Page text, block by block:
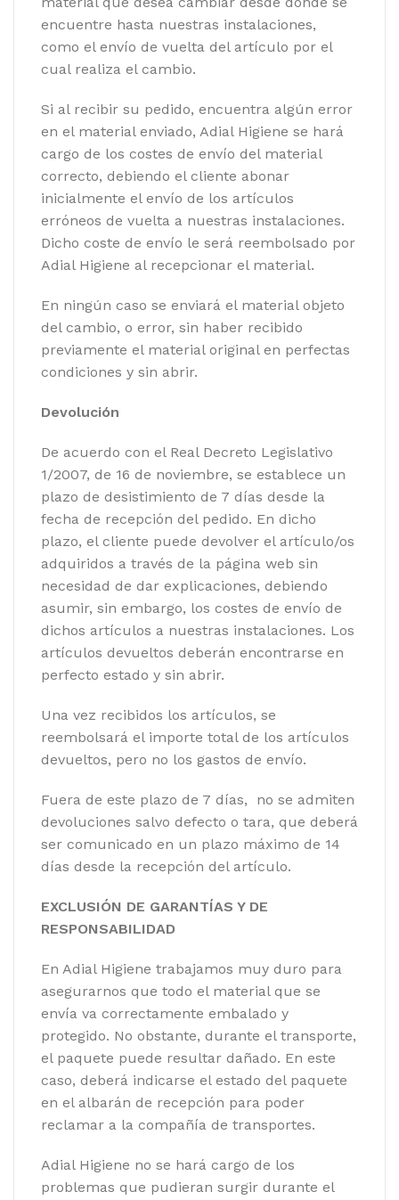
encuentre hasta nuestras instalaciones,
como el envío de vuelta del artículo por el
cual realiza el cambio.
Si al recibir su pedido, encuentra algún error
en el material enviado, Adial Higiene se hará
cargo de los costes de envío del material
correcto, debiendo el cliente abonar
inicialmente el envío de los artículos
erróneos de vuelta a nuestras instalaciones.
Dicho coste de envío le será reembolsado por
Adial Higiene al recepcionar el material.
En ningún caso se enviará el material objeto
del cambio, o error, sin haber recibido
previamente el material original en perfectas
condiciones y sin abrir.
Devolución
De acuerdo con el Real Decreto Legislativo
1/2007, de 16 de noviembre, se establece un
plazo de desistimiento de 7 días desde la
fecha de recepción del pedido. En dicho
plazo, el cliente puede devolver el artículo/os
adquiridos a través de la página web sin
necesidad de dar explicaciones, debiendo
asumir, sin embargo, los costes de envío de
dichos artículos a nuestras instalaciones. Los
artículos devueltos deberán encontrarse en
perfecto estado y sin abrir.
Una vez recibidos los artículos, se
reembolsará el importe total de los artículos
devueltos, pero no los gastos de envío.
Fuera de este plazo de 7 días, no se admiten
devoluciones salvo defecto o tara, que deberá
ser comunicado en un plazo máximo de 14
días desde la recepción del artículo.
EXCLUSIÓN DE GARANTÍAS Y DE
RESPONSABILIDAD
En Adial Higiene trabajamos muy duro para
asegurarnos que todo el material que se
envía va correctamente embalado y
protegido. No obstante, durante el transporte,
el paquete puede resultar dañado. En este
caso, deberá indicarse el estado del paquete
en el albarán de recepción para poder
reclamar a la compañía de transportes.
Adial Higiene no se hará cargo de los
problemas que pudieran surgir durante el